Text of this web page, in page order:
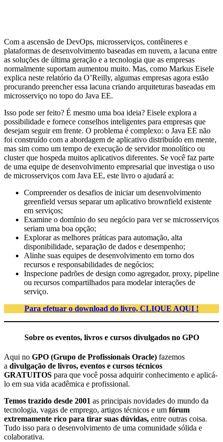
Com a ascensão de DevOps, microsserviços, contêineres e
plataformas de desenvolvimento baseadas em nuvem, a lacuna entre
as soluções de última geração e a tecnologia que as empresas
normalmente suportam aumentou muito. Mas, como Markus Eisele
explica neste relatório da O’Reilly, algumas empresas agora estão
procurando preencher essa lacuna criando arquiteturas baseadas em
microsserviço no topo do Java EE.
Isso pode ser feito? É mesmo uma boa ideia? Eisele explora a
possibilidade e fornece conselhos inteligentes para empresas que
desejam seguir em frente. O problema é complexo: o Java EE não
foi construído com a abordagem de aplicativo distribuído em mente,
mas sim como um tempo de execução de servidor monolítico ou
cluster que hospeda muitos aplicativos diferentes. Se você faz parte
de uma equipe de desenvolvimento empresarial que investiga o uso
de microsserviços com Java EE, este livro o ajudará a:
Compreender os desafios de iniciar um desenvolvimento
greenfield versus separar um aplicativo brownfield existente
em serviços;
Examine o domínio do seu negócio para ver se microsserviços
seriam uma boa opção;
Explorar as melhores práticas para automação, alta
disponibilidade, separação de dados e desempenho;
Alinhe suas equipes de desenvolvimento em torno dos
recursos e responsabilidades de negócios;
Inspecione padrões de design como agregador, proxy, pipeline
ou recursos compartilhados para modelar interações de
serviço.
Para efetuar o download do livro, CLIQUE AQUI !
Sobre os eventos, livros e cursos divulgados no GPO
Aqui no GPO (Grupo de Profissionais Oracle) fazemos
a divulgação de livros, eventos e cursos técnicos
GRATUITOS para que você possa adquirir conhecimento e aplicá-
lo em sua vida acadêmica e profissional.
Temos trazido desde 2001 as principais novidades do mundo da
tecnologia, vagas de emprego, artigos técnicos e um fórum
extremamente rico para tirar suas dúvidas, entre outras coisa.
Tudo isso para o desenvolvimento de uma comunidade sólida e
colaborativa.